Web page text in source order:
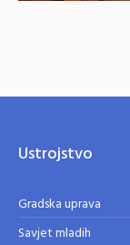
Ustrojstvo
Gradska uprava
Savjet mladih